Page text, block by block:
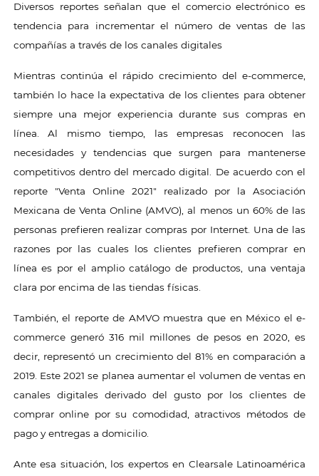
Diversos reportes señalan que el comercio electrónico es
tendencia para incrementar el número de ventas de las
compañías a través de los canales digitales
Mientras continúa el rápido crecimiento del e-commerce,
también lo hace la expectativa de los clientes para obtener
siempre una mejor experiencia durante sus compras en
línea. Al mismo tiempo, las empresas reconocen las
necesidades y tendencias que surgen para mantenerse
competitivos dentro del mercado digital. De acuerdo con el
reporte "Venta Online 2021" realizado por la Asociación
Mexicana de Venta Online (AMVO), al menos un 60% de las
personas prefieren realizar compras por Internet. Una de las
razones por las cuales los clientes prefieren comprar en
línea es por el amplio catálogo de productos, una ventaja
clara por encima de las tiendas físicas.
También, el reporte de AMVO muestra que en México el e-
commerce generó 316 mil millones de pesos en 2020, es
decir, representó un crecimiento del 81% en comparación a
2019. Este 2021 se planea aumentar el volumen de ventas en
canales digitales derivado del gusto por los clientes de
comprar online por su comodidad, atractivos métodos de
pago y entregas a domicilio.
Ante esa situación, los expertos en Clearsale Latinoamérica